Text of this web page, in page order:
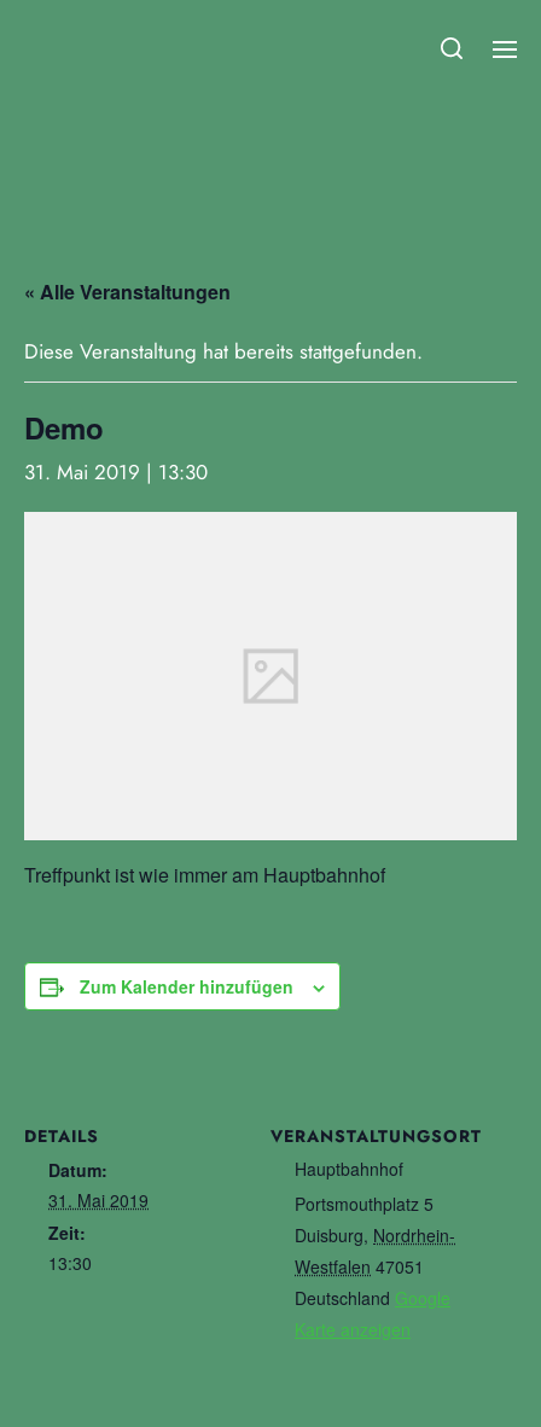
« Alle Veranstaltungen
Diese Veranstaltung hat bereits stattgefunden.
Demo
31. Mai 2019 | 13:30
Treffpunkt ist wie immer am Hauptbahnhof
Zum Kalender hinzufügen
DETAILS
Datum:
31. Mai 2019
Zeit:
13:30
VERANSTALTUNGSORT
Hauptbahnhof
Portsmouthplatz 5
Duisburg, Nordrhein-
Westfalen 47051
Deutschland Google
Karte anzeigen